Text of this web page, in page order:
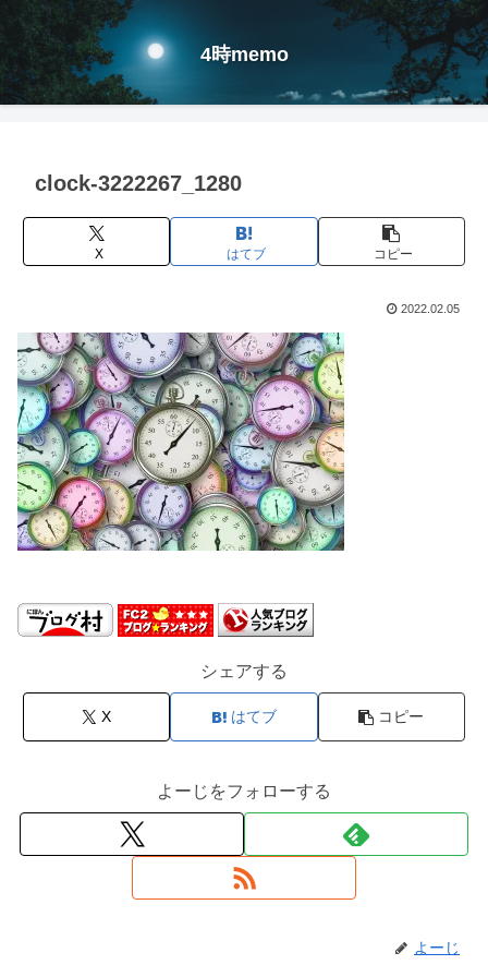
4時memo
clock-3222267_1280
X はてブ コピー
2022.02.05
シェアする
X はてブ コピー
よーじをフォローする
よーじ